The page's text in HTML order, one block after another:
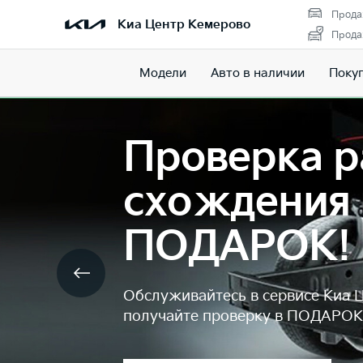
Киа Центр Кемерово
Модели
Авто в наличии
света
На одном из самых
MAHA MLT 3000